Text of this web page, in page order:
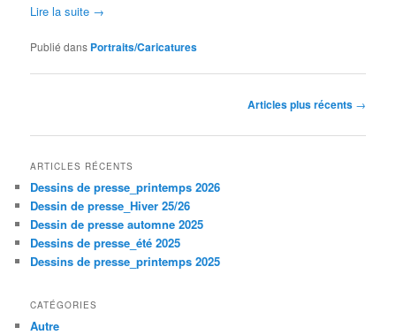
Lire la suite →
Publié dans Portraits/Caricatures
Articles plus récents →
ARTICLES RÉCENTS
Dessins de presse_printemps 2026
Dessin de presse_Hiver 25/26
Dessin de presse automne 2025
Dessins de presse_été 2025
Dessins de presse_printemps 2025
CATÉGORIES
Autre